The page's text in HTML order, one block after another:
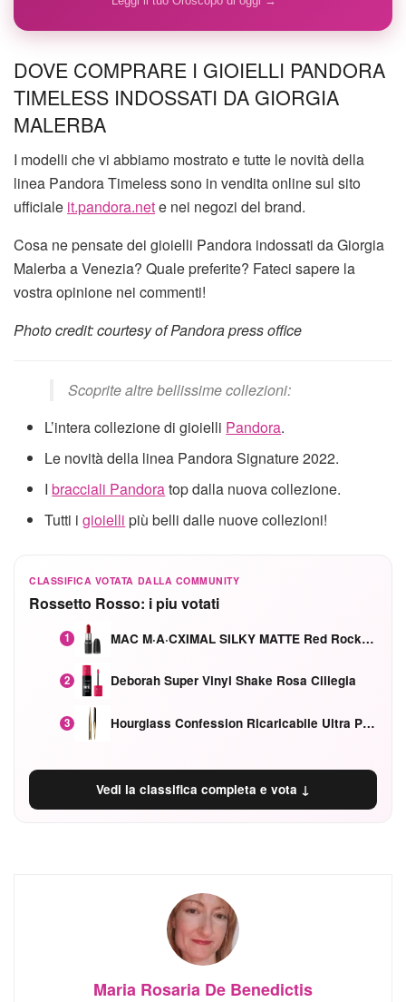
DOVE COMPRARE I GIOIELLI PANDORA
TIMELESS INDOSSATI DA GIORGIA
MALERBA
I modelli che vi abbiamo mostrato e tutte le novità della
linea Pandora Timeless sono in vendita online sul sito
ufficiale it.pandora.nete nei negozi del brand.
Cosa ne pensate dei gioielli Pandora indossati da Giorgia
Malerba a Venezia? Quale preferite? Fateci sapere la
vostra opinione nei commenti!
Photo credit: courtesy of Pandora press office
Scoprite altre bellissime collezioni:
L’intera collezione di gioielli Pandora.
Le novità della linea Pandora Signature 2022.
Ibracciali Pandoratop dalla nuova collezione.
Tutti igioielli più belli dalle nuove collezioni!
CLASSIFICA VOTATA DALLA COMMUNITY
Rossetto Rosso: i piu votati
1 MAC M·A·CXIMAL SILKY MATTE Red Rock mat
2 Deborah Super Vinyl Shake Rosa Ciliegia
3 Hourglass Confession Ricaricabile Ultra Preciso Ad Alta Intensità Secretly Classic Red
Vedi la classifica completa e vota ↓
Maria Rosaria De Benedictis